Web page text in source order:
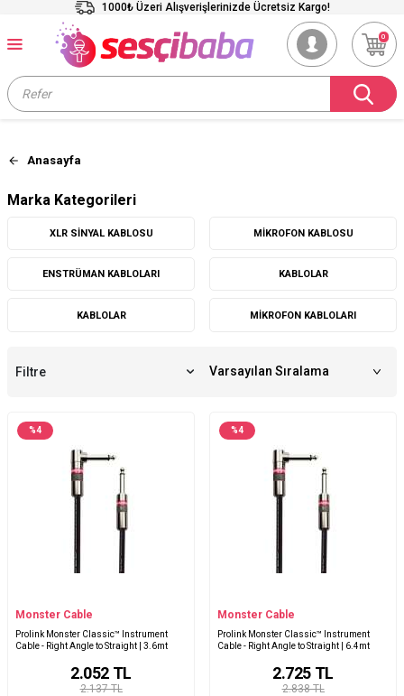
1000₺ Üzeri Alışverişlerinizde Ücretsiz Kargo!
0
Anasayfa
Marka Kategorileri
XLR SINYAL KABLOSU MIKROFON KABLOSU
ENSTRÜMAN KABLOLARI KABLOLAR
KABLOLAR MIKROFON KABLOLARI
Filtre
%4
Monster Cable
Prolink Monster Classic™ Instrument
Cable - Right Angle to Straight | 3.6mt
2.137 TL
2.052 TL
%4
Monster Cable
Prolink Monster Classic™ Instrument
Cable - Right Angle to Straight | 6.4mt
2.838 TL
2.725 TL